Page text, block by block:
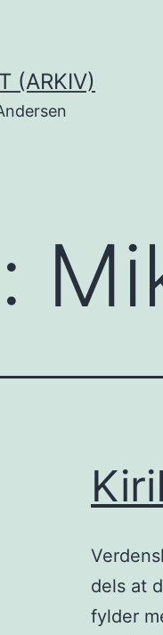
(ARKIV)
dels at
fylder